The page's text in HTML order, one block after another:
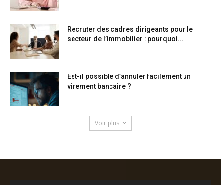
Recruter des cadres dirigeants pour le
secteur de l’immobilier : pourquoi...
Est-il possible d’annuler facilement un
virement bancaire ?
Voir plus